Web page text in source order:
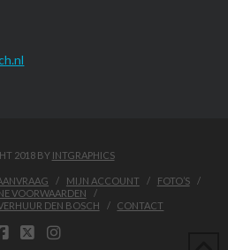
2018 BY INTGRAPHICS
MIJN ACCOUNT
FOTO’S
VOORWAARDEN
DEN BOSCH
CONTACT